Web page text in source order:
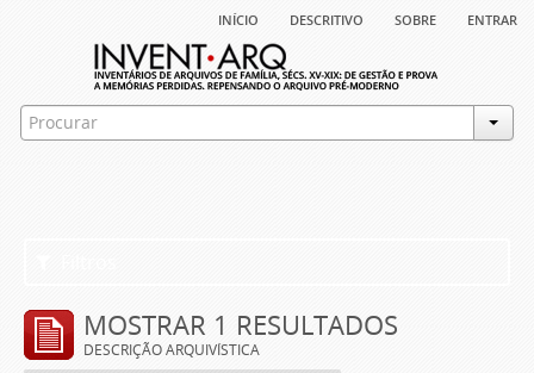
início descritivo sobre entrar
MOSTRAR 1 RESULTADOS
DESCRIÇÃO ARQUIVÍSTICA